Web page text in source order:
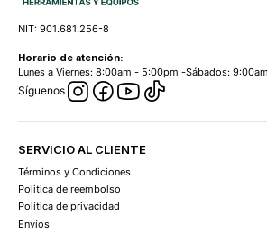
NIT: 901.681.256-8
Horario de atención:
Lunes a Viernes: 8:00am - 5:00pm -Sábados:
Síguenos
SERVICIO AL CLIENTE
Términos y Condiciones
Politica de reembolso
Política de privacidad
Envíos